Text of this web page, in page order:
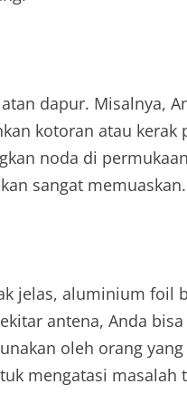
dapur. Misalnya,
kotoran atau kerak
noda di
sangat memuaskan.
jelas, aluminium foil
antena, Anda bisa
oleh orang
mengatasi masalah